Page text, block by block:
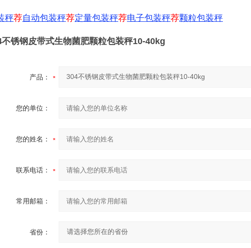
秤荐自动包装秤荐定量包装秤荐电子包装秤荐颗粒包装秤
不锈钢皮带式生物菌肥颗粒包装秤10-40kg
产品：
您的单位：
您的姓名：
联系电话：
常用邮箱：
省份：